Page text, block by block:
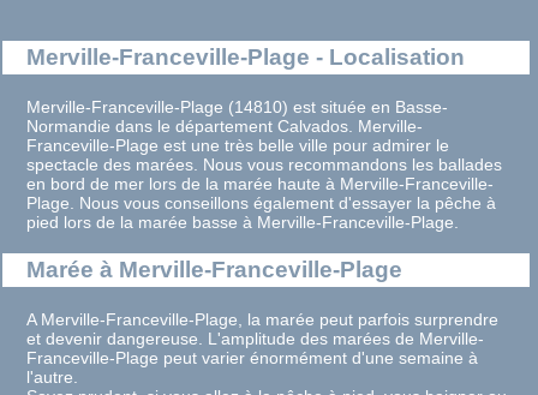
Merville-Franceville-Plage - Localisation
Merville-Franceville-Plage (14810) est située en Basse-
Normandie dans le département Calvados. Merville-
Franceville-Plage est une très belle ville pour admirer le
spectacle des marées. Nous vous recommandons les ballades
en bord de mer lors de la marée haute à Merville-Franceville-
Plage. Nous vous conseillons également d'essayer la pêche à
pied lors de la marée basse à Merville-Franceville-Plage.
Marée à Merville-Franceville-Plage
A Merville-Franceville-Plage, la marée peut parfois surprendre
et devenir dangereuse. L'amplitude des marées de Merville-
Franceville-Plage peut varier énormément d'une semaine à
l'autre.